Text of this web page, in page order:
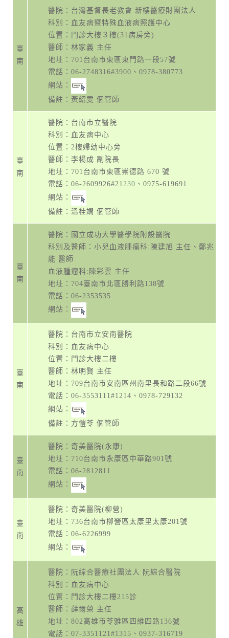
臺
南
醫院：台灣基督長老教會 新樓醫療財團法人
科別：血友病暨特殊血液病照護中心
位置：門診大樓３樓(31病房旁)
醫師：林家義 主任
地址： 701台南市東區東門路一段57號
電話： 06-2748316#3900 、 0978-380773
網站：
備註：黃紹雯 個管師
臺
南
醫院：台南市立醫院
科別：血友病中心
位置：2樓婦幼中心旁
醫師：李楊成 副院長
地址： 701台南市東區崇德路 670 號
電話： 06-2609926#21230 、0975-619691
網站：
備註：溫桂嫻 個管師
臺
南
醫院：國立成功大學醫學院附設醫院
科別及醫師：小兒血液腫瘤科:陳建旭 主任、鄭兆
能 醫師
血液腫瘤科:陳彩雲 主任
地址： 704臺南市北區勝利路138號
電話： 06-2353535
網站：
臺
南
醫院：台南市立安南醫院
科別：血友病中心
位置：門診大樓二樓
醫師：林明賢 主任
地址： 709台南市安南區州南里長和路二段66號
電話： 06-3553111#1214 、 0978-729132
網站：
備註：方愷苓 個管師
臺
南
醫院：奇美醫院(永康)
地址： 710台南市永康區中華路901號
電話： 06-2812811
網站：
臺
南
醫院：奇美醫院(柳營)
地址： 736台南市柳營區太康里太康201號
電話： 06-6226999
網站：
高
雄
醫院：阮綜合醫療社團法人 阮綜合醫院
科別：血友病中心
位置：門診大樓二樓215診
醫師：薛爾榮 主任
地址： 802高雄市苓雅區四維四路136號
電話： 07-3351121#1315 、 0937-316719